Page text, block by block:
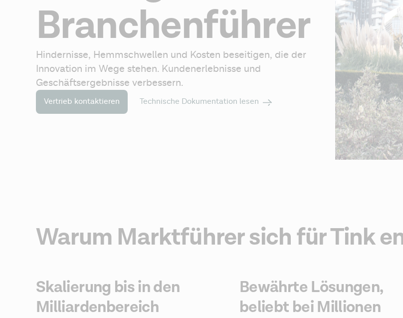
Branchenführer
Hindernisse, Hemmschwellen und Kosten beseitigen, die der
Innovation im Wege stehen. Kundenerlebnisse und
Geschäftsergebnisse verbessern.
Vertrieb kontaktieren Technische Dokumentation lesen
Warum Marktführer sich für Tink
Skalierung bis in den
Milliardenbereich
Bewährte Lösungen,
beliebt bei Millionen